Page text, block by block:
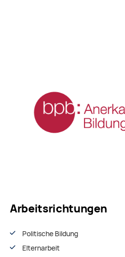
Arbeitsrichtungen
Politische Bildung
Elternarbeit